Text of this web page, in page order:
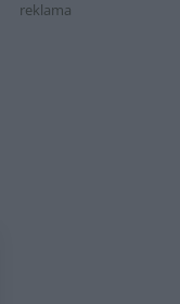
reklama